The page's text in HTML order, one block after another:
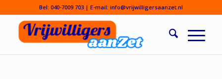
Bel: 040-7009 703| E-mail: info@vrijwilligersaanzet.nl